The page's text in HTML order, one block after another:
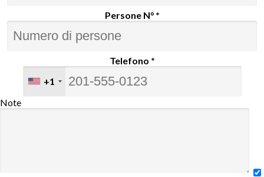
Persone N° *
Telefono *
+1
Note